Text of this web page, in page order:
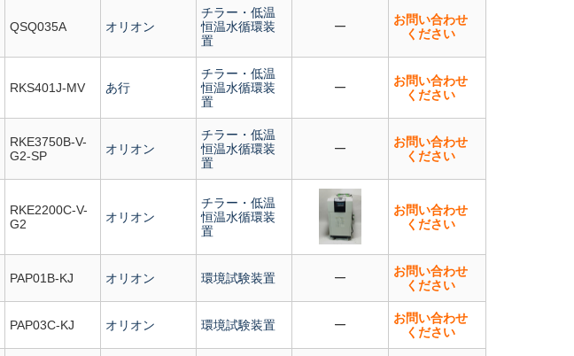
QSQ035A オリオン
チラー・低温
恒温水循環装
置
お問い合わせ
ください
RKS401J-MV あ行
チラー・低温
恒温水循環装
置
お問い合わせ
ください
RKE3750B-V-
G2-SP
オリオン
チラー・低温
恒温水循環装
置
お問い合わせ
ください
RKE2200C-V-
G2
オリオン
チラー・低温
恒温水循環装
置
お問い合わせ
ください
PAP01B-KJ オリオン 環境試験装置
お問い合わせ
ください
PAP03C-KJ オリオン 環境試験装置
お問い合わせ
ください